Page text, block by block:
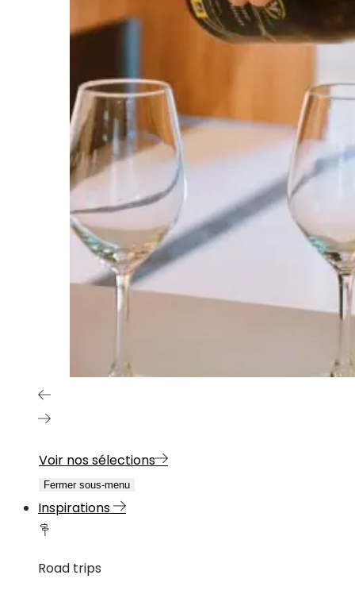
Voir nos sélections
Fermer sous-menu
Inspirations
Road trips